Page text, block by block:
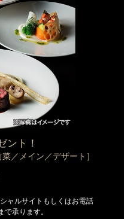
ント！
／メイン／デザート］
ャルサイトもしくはお電話
で承ります。